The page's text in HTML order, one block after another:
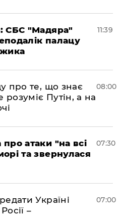
СБС "Мадяра"
палацу
11:39
про те, що знає
розуміє Путін, а на
08:00
атаки "на всі
та звернулася
07:30
Україні
–
07:00